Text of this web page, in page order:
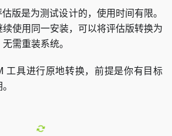
版是为测试设计的，使用时间有限。
使用同一安装，可以将评估版转换为
需重装系统。
工具进行原地转换，前提是你有目标